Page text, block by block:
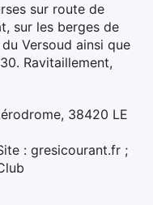
sur route de
sur les berges de
du Versoud ainsi que
Ravitaillement,
38420 LE
: gresicourant.fr ;